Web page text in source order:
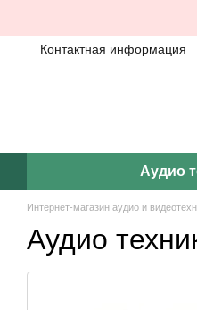
Контактная информация
Аудио
Интернет-магазин аудио и
Аудио